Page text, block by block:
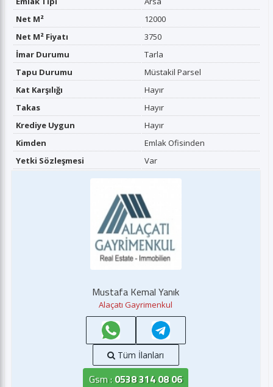
Net M²
12000
Net M² Fiyatı
3750
İmar Durumu
Tarla
Tapu Durumu
Müstakil Parsel
Kat Karşılığı
Hayır
Takas
Hayır
Krediye Uygun
Hayır
Kimden
Emlak Ofisinden
Yetki Sözleşmesi
Var
Mustafa Kemal Yanık
Alaçatı Gayrimenkul
Tüm İlanları
Gsm :0538 314 08 06